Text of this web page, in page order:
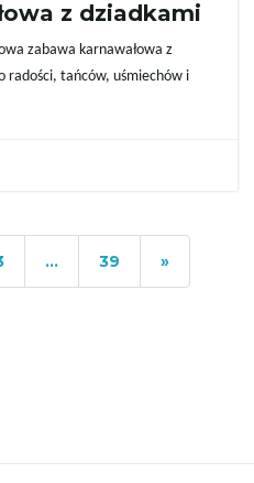
z dziadkami
zabawa karnawałowa z
radości, tańców, uśmiechów i
… 39 »